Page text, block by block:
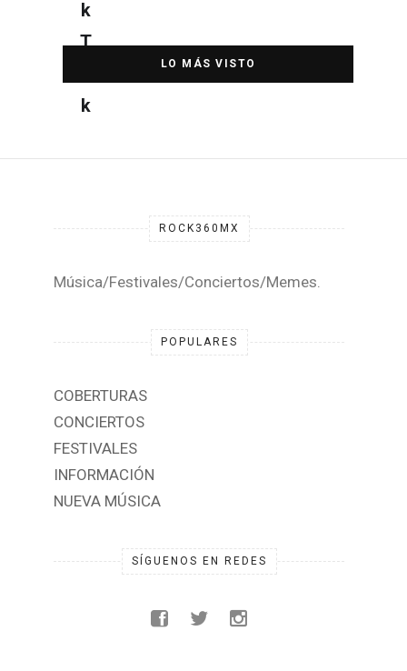
DESTACADA
ROCK360MX
Música/Festivales/Conciertos/Memes.
POPULARES
COBERTURAS
CONCIERTOS
FESTIVALES
INFORMACIÓN
NUEVA MÚSICA
SÍGUENOS EN REDES